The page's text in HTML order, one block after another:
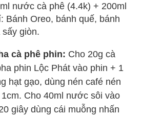
nước cà phê (4.4k) + 200ml
Bánh Oreo, bánh quế, bánh
giòn.
cà phê phin: Cho 20g cà
phin Lộc Phát vào phin + 1
hạt gạo, dùng nén café nén
Cho 40ml nước sôi vào
giây dùng cái muỗng nhấn